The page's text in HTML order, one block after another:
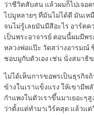
ว่าชีวิตสับสน แล้วผมก็ไปเจอ
ไปมูหลายๆ ที่มันไม่ได้ดี มันเห
จนไม่รู้เลยมันมีสีอะไร อาร์ต
เป็นพระอาจารย์ ตอนนี้ผมมีพ
หลวงพ่อแป๊ะ วัดสว่างอารมณ์
ชอบมูกับตัวเอง เช่น นั่งสมาธิ
ไม่ได้เห็นการขอพรเป็นธุรกิจ
ข้างในเราแข็งแรง ให้เขามีพ
กำแพงในตัวเราขึ้นมาเยอะๆ
ว่าตั้งแต่ทำมาเวิร์คสุด แล้วแ